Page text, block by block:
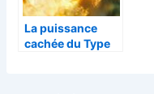
La puissance
cachée du Type